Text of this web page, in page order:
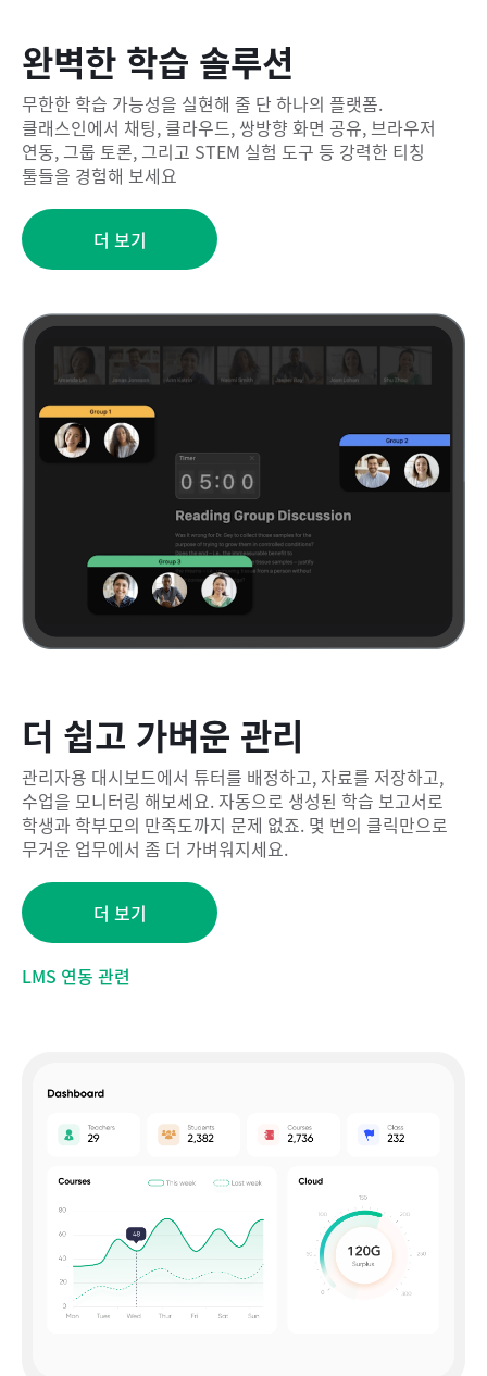
완벽한 학습 솔루션
무한한 학습 가능성을 실현해 줄 단 하나의 플랫폼.
클래스인에서 채팅, 클라우드, 쌍방향 화면 공유, 브라우저
연동, 그룹 토론, 그리고 STEM 실험 도구 등 강력한 티칭
툴들을 경험해 보세요
더 보기
더 쉽고 가벼운 관리
관리자용 대시보드에서 튜터를 배정하고, 자료를 저장하고,
수업을 모니터링 해보세요. 자동으로 생성된 학습 보고서로
학생과 학부모의 만족도까지 문제 없죠. 몇 번의 클릭만으로
무거운 업무에서 좀 더 가벼워지세요.
더 보기
LMS 연동 관련